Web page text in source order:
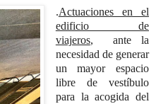
.Actuaciones en el
edificio de
viajeros, ante la
necesidad de generar
un mayor espacio
libre de vestíbulo
para la acogida del